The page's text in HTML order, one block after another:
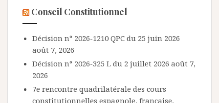
Conseil Constitutionnel
Décision n° 2026-1210 QPC du 25 juin 2026
août 7, 2026
Décision n° 2026-325 L du 2 juillet 2026 août 7,
2026
7e rencontre quadrilatérale des cours
constitutionnelles espagnole, française,